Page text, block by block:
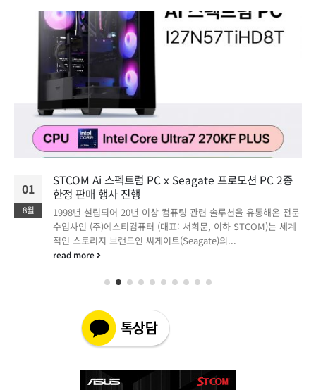
01
8월
STCOM Ai 스펙트럼 PC x Seagate 프로모션 PC 2종
한정 판매 행사 진행
1998년 설립되어 20년 이상 컴퓨팅 관련 솔루션을 유통해온 전문
수입사인 (주)에스티컴퓨터 (대표: 서희문, 이하 STCOM)는 세계
적인 스토리지 브랜드인 씨게이트(Seagate)의...
read more